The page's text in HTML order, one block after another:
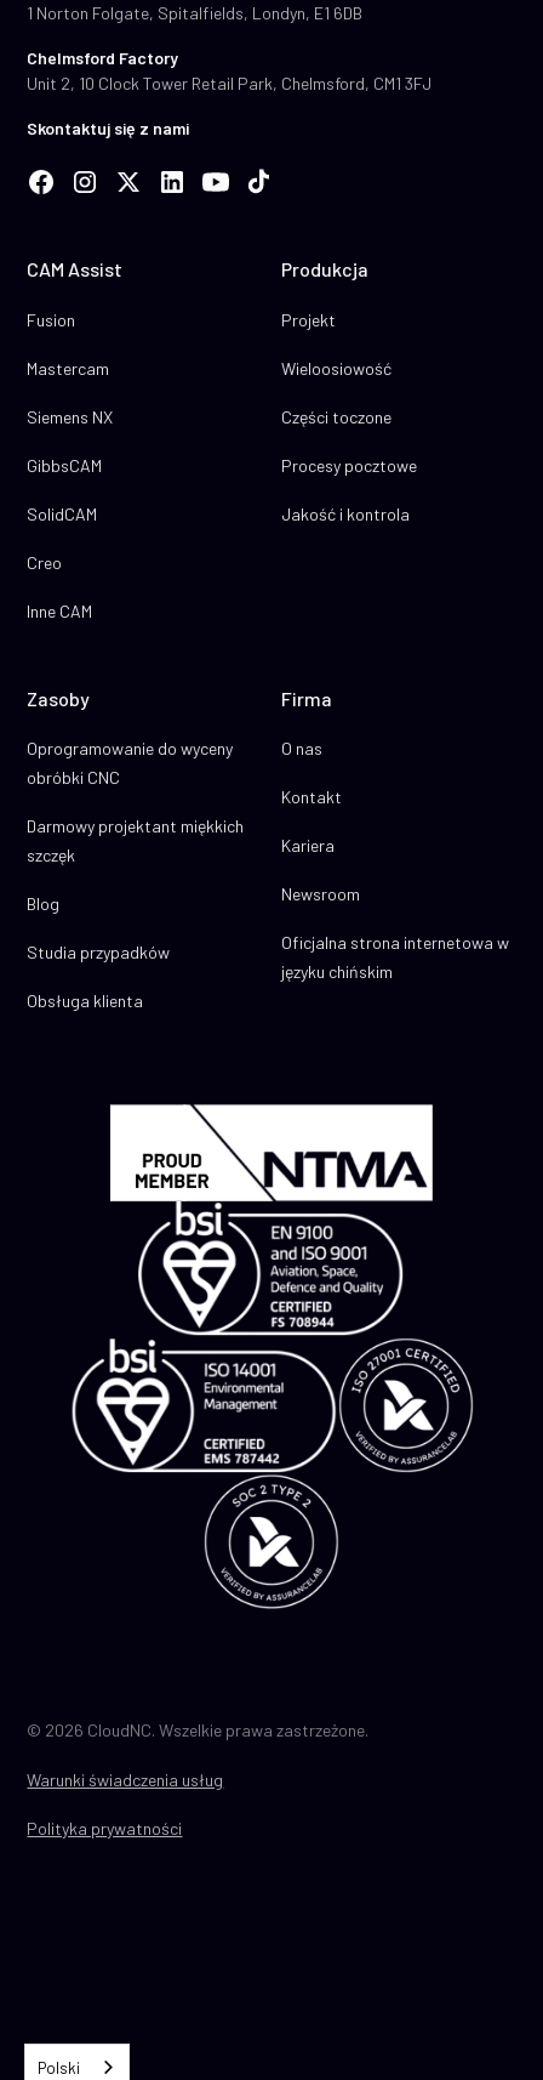
1 Norton Folgate, Spitalfields, Londyn, E1 6DB
Chelmsford Factory
Unit 2, 10 Clock Tower Retail Park, Chelmsford, CM1 3FJ
Skontaktuj się z nami
CAM Assist
Fusion
Mastercam
Siemens NX
GibbsCAM
SolidCAM
Creo
Inne CAM
Produkcja
Projekt
Wieloosiowość
Części toczone
Procesy pocztowe
Jakość i kontrola
Zasoby
Oprogramowanie do wyceny
obróbki CNC
Darmowy projektant miękkich
szczęk
Blog
Studia przypadków
Obsługa klienta
Firma
O nas
Kontakt
Kariera
Newsroom
Oficjalna strona internetowa w
języku chińskim
Warunki świadczenia usług
Polityka prywatności
© 2026 CloudNC. Wszelkie prawa zastrzeżone.
Polski